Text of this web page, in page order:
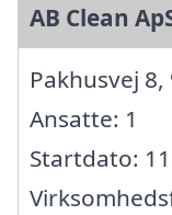
AB Clean
Pakhusvej
Ansatte: 1
Startdato: